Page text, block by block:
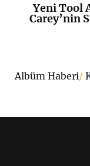
Yeni Tool
Carey’nin
Albüm Haberi/